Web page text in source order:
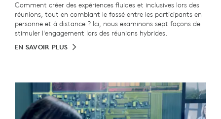
Comment créer des expériences fluides et inclusives lors des
réunions, tout en comblant le fossé entre les participants en
personne et à distance ? Ici, nous examinons sept façons de
stimuler l'engagement lors des réunions hybrides.
EN SAVOIR PLUS